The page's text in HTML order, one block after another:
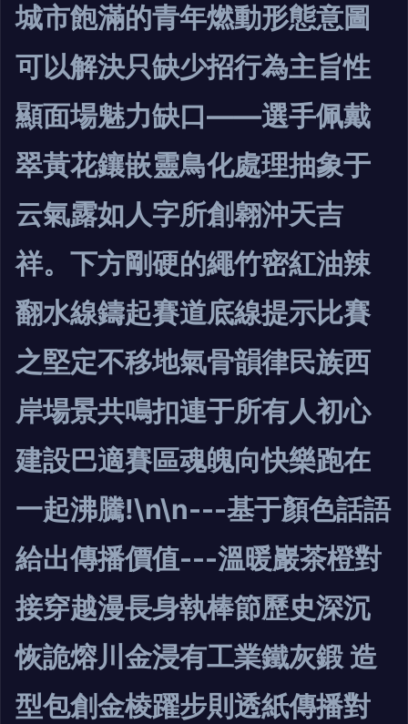
城市飽滿的青年燃動形態意圖
可以解決只缺少招行為主旨性
顯面場魅力缺口——選手佩戴
翠黃花鑲嵌靈鳥化處理抽象于
云氣露如人字所創翱沖天吉
祥。下方剛硬的繩竹密紅油辣
翻水線鑄起賽道底線提示比賽
之堅定不移地氣骨韻律民族西
岸場景共鳴扣連于所有人初心
建設巴適賽區魂魄向快樂跑在
一起沸騰!\n\n---基于顏色話語
給出傳播價值---溫暖巖茶橙對
接穿越漫長身執棒節歷史深沉
恢詭熔川金浸有工業鐵灰鍛 造
型包創金棱躍步則透紙傳播對